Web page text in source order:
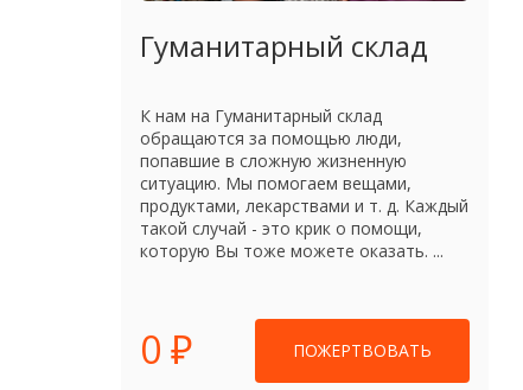
Гуманитарный склад
К нам на Гуманитарный склад
обращаются за помощью люди,
попавшие в сложную жизненную
ситуацию. Мы помогаем вещами,
продуктами, лекарствами и т. д. Каждый
такой случай - это крик о помощи,
которую Вы тоже можете оказать. ...
0 ₽ ПОЖЕРТВОВАТЬ